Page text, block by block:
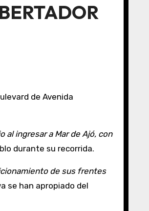
al ingresar a Mar de Ajó, con
durante su recorrida.
de sus frentes
se han apropiado del